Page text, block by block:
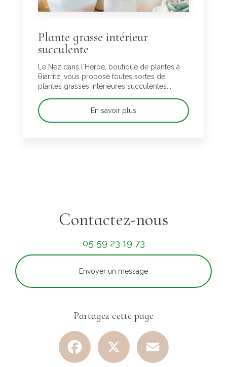
Plante grasse intérieur
succulente
Le Nez dans l'Herbe, boutique de plantes à
Biarritz, vous propose toutes sortes de
plantes grasses intérieures succulentes....
En savoir plus
Contactez-nous
05 59 23 19 73
Envoyer un message
Partagez cette page
Facebook